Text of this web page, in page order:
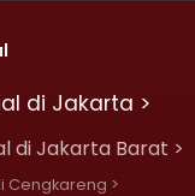
di Jakarta >
di Jakarta Barat >
Cengkareng >